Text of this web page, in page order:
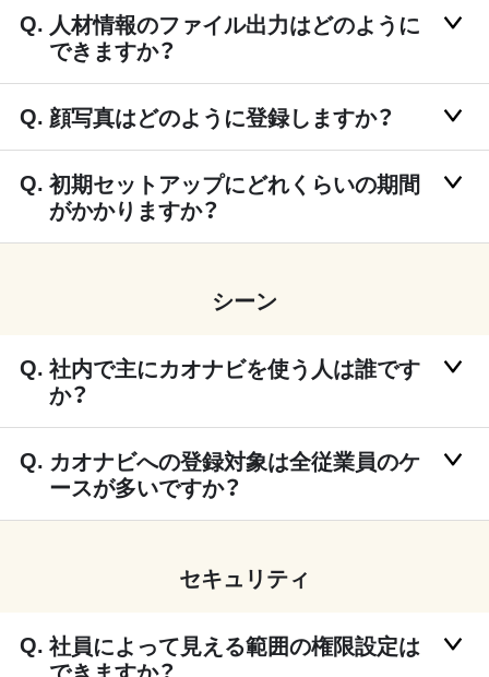
人材情報のファイル出力はどのように
できますか？
顔写真はどのように登録しますか？
初期セットアップにどれくらいの期間
がかかりますか？
シーン
社内で主にカオナビを使う人は誰です
か？
カオナビへの登録対象は全従業員のケ
ースが多いですか？
セキュリティ
社員によって見える範囲の権限設定は
できますか？